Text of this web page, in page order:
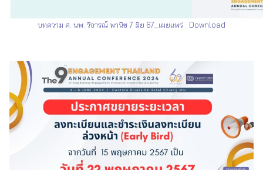
บทความ ศ. นพ. วิจารณ์ พานิช 7 มิย 67_เผยแพร่ Download